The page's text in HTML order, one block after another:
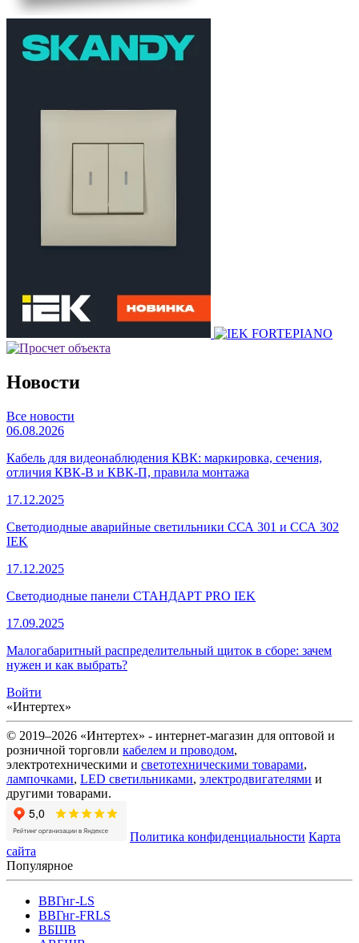
Новости
Все новости
06.08.2026
Кабель для видеонаблюдения КВК: маркировка, сечения,
отличия КВК-В и КВК-П, правила монтажа
17.12.2025
Светодиодные аварийные светильники ССА 301 и ССА 302
IEK
17.12.2025
Светодиодные панели СТАНДАРТ PRO IEK
17.09.2025
Малогабаритный распределительный щиток в сборе: зачем
нужен и как выбрать?
Войти
«Интертех»
© 2019–2026 «Интертех» - интернет-магазин для оптовой и
розничной торговли кабелем и проводом,
электротехническими и светотехническими товарами,
лампочками, LED светильниками, электродвигателями и
другими товарами.
Политика конфиденциальности Карта
сайта
Популярное
ВВГнг-LS
ВВГнг-FRLS
ВБШВ